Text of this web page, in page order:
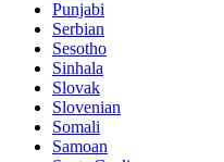
Punjabi
Serbian
Sesotho
Sinhala
Slovak
Slovenian
Somali
Samoan